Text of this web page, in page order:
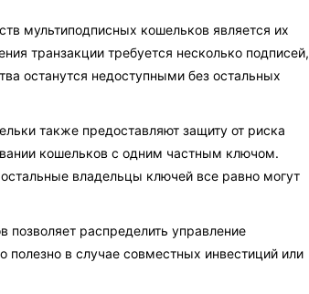
мультиподписных кошельков является их
транзакции требуется несколько подписей,
останутся недоступными без остальных
также предоставляют защиту от риска
кошельков с одним частным ключом.
владельцы ключей все равно могут
позволяет распределить управление
в случае совместных инвестиций или